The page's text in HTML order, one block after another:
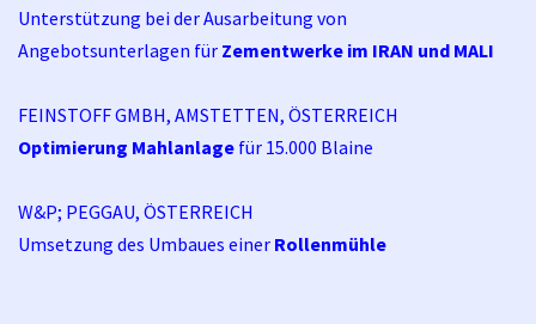
Unterstützung bei der Ausarbeitung von
Angebotsunterlagen für Zementwerke im IRAN und MALI
FEINSTOFF GMBH, AMSTETTEN, ÖSTERREICH
Optimierung Mahlanlage für 15.000 Blaine
W&P; PEGGAU, ÖSTERREICH
Umsetzung des Umbaues einer Rollenmühle